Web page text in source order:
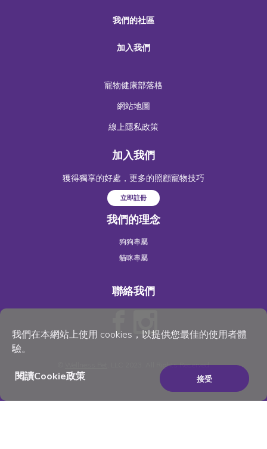
我們在本網站上使用 cookies，以提供您最佳的使用者體
驗。
閱讀Cookie政策 接受
我們的社區
加入我們
寵物健康部落格
網站地圖
線上隱私政策
加入我們
獲得獨享的好處，更多的照顧寵物技巧
立即註冊
我們的理念
狗狗專屬
貓咪專屬
聯絡我們
, LLC 2023. All Rights Reserved